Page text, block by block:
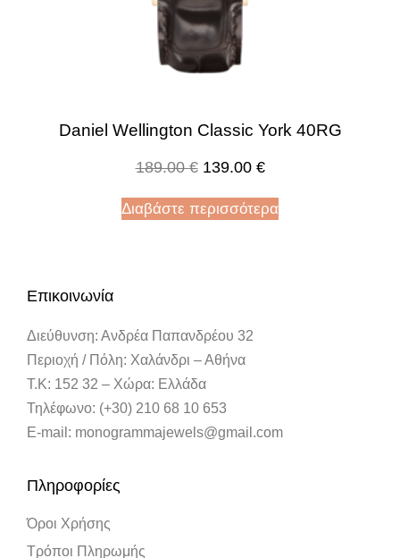
Daniel Wellington Classic York 40RG
189.00€ 139.00 €
Διαβάστε περισσότερα
Επικοινωνία
Διεύθυνση: Ανδρέα Παπανδρέου 32
Περιοχή / Πόλη: Χαλάνδρι – Αθήνα
Τ.Κ: 152 32 – Χώρα: Ελλάδα
Τηλέφωνο: (+30) 210 68 10 653
E-mail: monogrammajewels@gmail.com
Πληροφορίες
Όροι Χρήσης
Τρόποι Πληρωμής